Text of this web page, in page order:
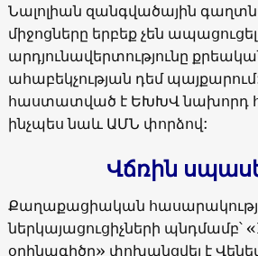
Նալոլիան զանգվածային
միջոցները երբեք չեն
արդյունավերտությունը
ահաբեկչության դեմ պայքարում:
հաստատված է ԵԽԽՎ նախորդ
ինչպես նաև ԱՄՆ փորձով:
Վճռին
Քաղաքացիական
ներկայացուցիչների պնդմամբ՝
օրինագիծը» փոխանցվել է